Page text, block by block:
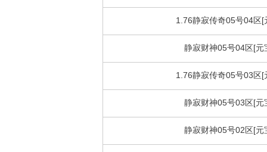
1.76静寂传奇05号04区[
静寂财神05号04区[元
1.76静寂传奇05号03区[
静寂财神05号03区[元
静寂财神05号02区[元